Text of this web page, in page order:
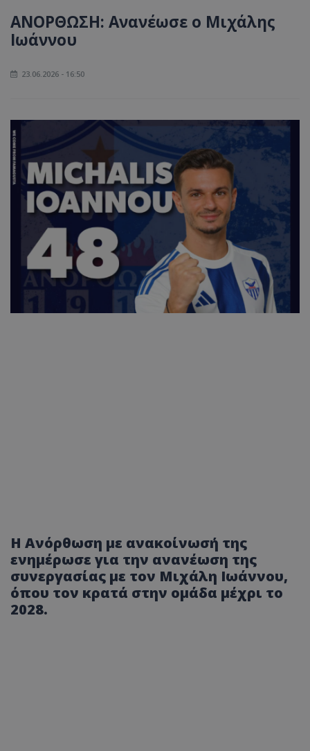
ANOΡΘΩΣΗ: Ανανέωσε ο Μιχάλης
Ιωάννου
23.06.2026 - 16:50
Η Ανόρθωση με ανακοίνωσή της
ενημέρωσε για την ανανέωση της
συνεργασίας με τον Μιχάλη Ιωάννου,
όπου τον κρατά στην ομάδα μέχρι το
2028.